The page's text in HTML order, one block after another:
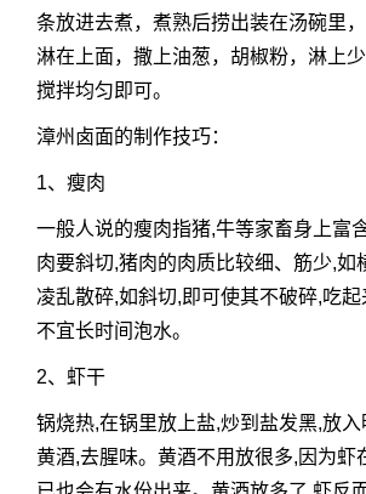
条放进去煮，煮熟后捞出装在汤碗里
淋在上面，撒上油葱，胡椒粉，淋上
搅拌均匀即可。
漳州卤面的制作技巧：
1、瘦肉
一般人说的瘦肉指猪,牛等家畜身上富
肉要斜切,猪肉的肉质比较细、筋少,如
凌乱散碎,如斜切,即可使其不破碎,吃
不宜长时间泡水。
2、虾干
锅烧热,在锅里放上盐,炒到盐发黑,放入
黄酒,去腥味。黄酒不用放很多,因为虾